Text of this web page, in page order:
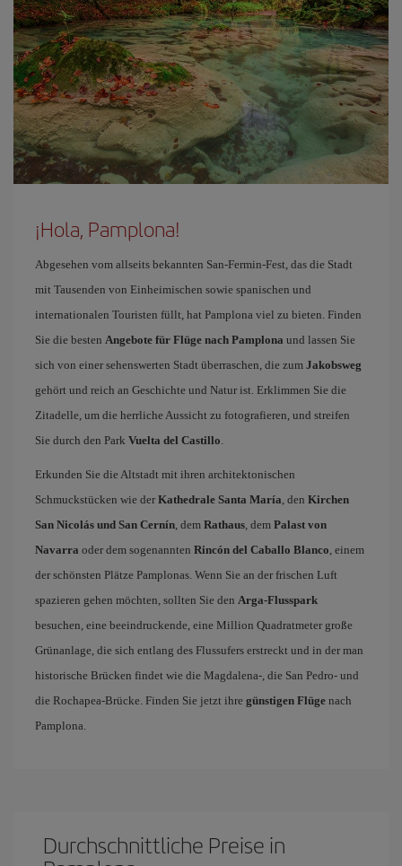
¡Hola, Pamplona!
Abgesehen vom allseits bekannten San-Fermin-Fest, das die Stadt
mit Tausenden von Einheimischen sowie spanischen und
internationalen Touristen füllt, hat Pamplona viel zu bieten. Finden
Sie die besten Angebote für Flüge nach Pamplona und lassen Sie
sich von einer sehenswerten Stadt überraschen, die zum Jakobsweg
gehört und reich an Geschichte und Natur ist. Erklimmen Sie die
Zitadelle, um die herrliche Aussicht zu fotografieren, und streifen
Sie durch den Park Vuelta del Castillo.
Erkunden Sie die Altstadt mit ihren architektonischen
Schmuckstücken wie der Kathedrale Santa María, den Kirchen
San Nicolás und San Cernín, dem Rathaus, dem Palast von
Navarra oder dem sogenannten Rincón del Caballo Blanco, einem
der schönsten Plätze Pamplonas. Wenn Sie an der frischen Luft
spazieren gehen möchten, sollten Sie den Arga-Flusspark
besuchen, eine beeindruckende, eine Million Quadratmeter große
Grünanlage, die sich entlang des Flussufers erstreckt und in der man
historische Brücken findet wie die Magdalena-, die San Pedro- und
die Rochapea-Brücke. Finden Sie jetzt ihre günstigen Flüge nach
Pamplona.
Durchschnittliche Preise in